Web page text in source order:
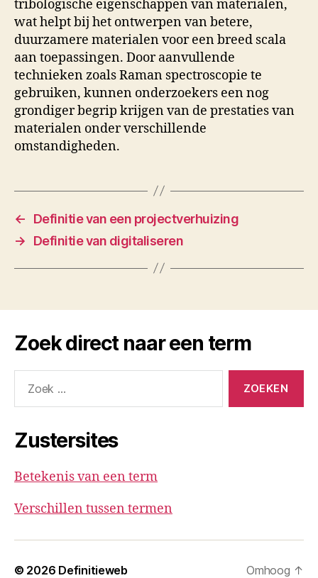
tribologische eigenschappen van materialen,
wat helpt bij het ontwerpen van betere,
duurzamere materialen voor een breed scala
aan toepassingen. Door aanvullende
technieken zoals Raman spectroscopie te
gebruiken, kunnen onderzoekers een nog
grondiger begrip krijgen van de prestaties van
materialen onder verschillende
omstandigheden.
←
Definitie van een projectverhuizing
→
Definitie van digitaliseren
Zoek direct naar een term
naar:
Zustersites
Betekenis van een term
Verschillen tussen termen
© 2026 Definitieweb Omhoog ↑